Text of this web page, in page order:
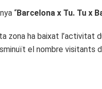
“Barcelona x Tu. Tu x
zona ha baixat l’activitat
el nombre visitants